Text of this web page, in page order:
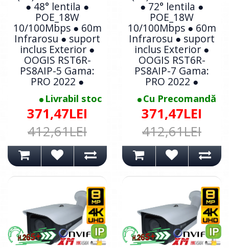
● 48° lentila ●
POE_18W
10/100Mbps ● 60m
Infrarosu ● suport
inclus Exterior ●
OOGIS RST6R-
PS8AIP-5 Gama:
PRO 2022 ●
Livrabil stoc
371,47LEI
412,61LEI
● 72° lentila ●
POE_18W
10/100Mbps ● 60m
Infrarosu ● suport
inclus Exterior ●
OOGIS RST6R-
PS8AIP-7 Gama:
PRO 2022 ●
Cu Precomandă
371,47LEI
412,61LEI